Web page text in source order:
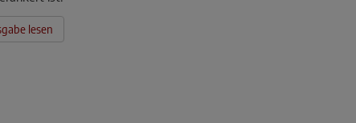
lesen